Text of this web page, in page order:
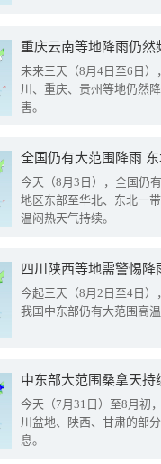
重庆云南等地降雨仍然
未来三天（8月4日至6日
川、重庆、贵州等地仍然
害。
全国仍有大范围降雨
今天（8月3日），全国仍
地区东部至华北、东北一
温闷热天气持续。
今起三天（8月2日至4日
我国中东部仍有大范围高
中东部大范围桑拿天
今天（7月31日）至8月初
川盆地、陕西、甘肃的部
息。